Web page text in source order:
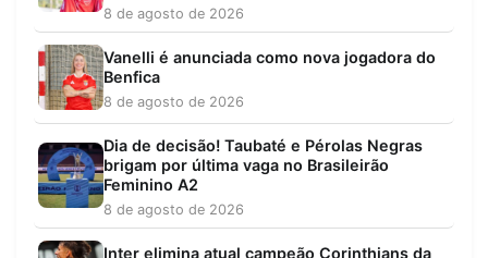
8 de agosto de 2026
Vanelli é anunciada como nova jogadora do
Benfica
8 de agosto de 2026
Dia de decisão! Taubaté e Pérolas Negras
brigam por última vaga no Brasileirão
Feminino A2
8 de agosto de 2026
Inter elimina atual campeão Corinthians da